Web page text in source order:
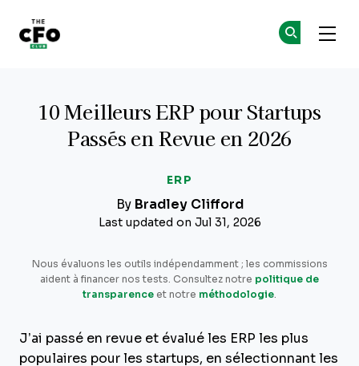
ERP
10 Meilleurs ERP pour Startups
Passés en Revue en 2026
By Bradley Clifford
Last updated on Jul 31, 2026
Nous évaluons les outils indépendamment ; les commissions
aident à financer nos tests. Consultez notre politique de
transparence et notre méthodologie.
J’ai passé en revue et évalué les ERP les plus
populaires pour les startups, en sélectionnant les